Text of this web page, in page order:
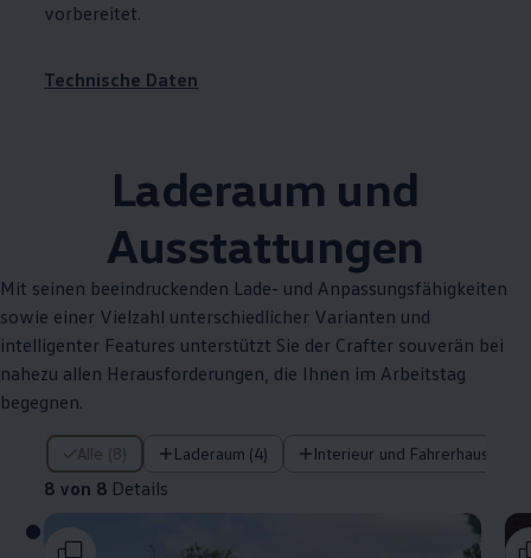
vorbereitet.
Technische Daten
Laderaum und
Ausstattungen
Mit seinen beeindruckenden Lade- und Anpassungsfähigkeiten
sowie einer Vielzahl unterschiedlicher Varianten und
intelligenter Features unterstützt Sie der Crafter souverän bei
nahezu allen Herausforderungen, die Ihnen im Arbeitstag
begegnen.
Alle (8) Laderaum (4) Interieur und Fahrerhaus (3)
8 von 8 Details
8 von 8 Details